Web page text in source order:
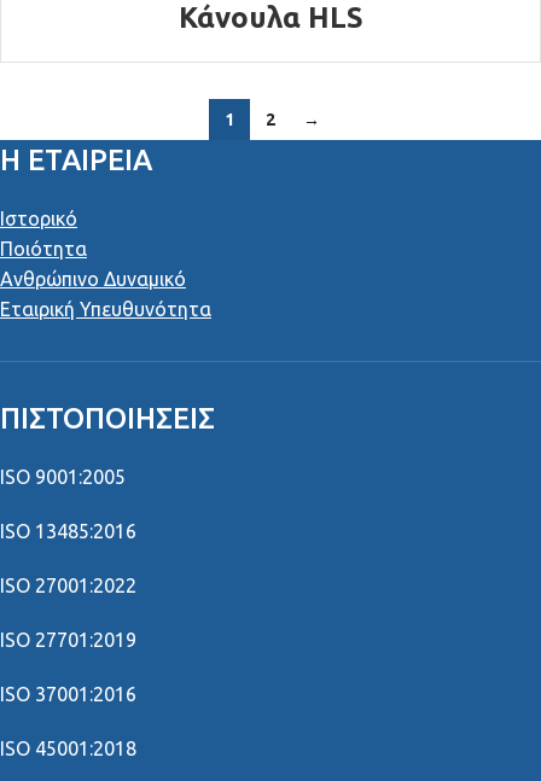
Κάνουλα HLS
1 2 →
Η ΕΤΑΙΡΕΙΑ
Ιστορικό
Ποιότητα
Ανθρώπινο Δυναμικό
Εταιρική Υπευθυνότητα
ΠΙΣΤΟΠΟΙΉΣΕΙΣ
ISO 9001:2005
ISO 13485:2016
ISO 27001:2022
ISO 27701:2019
ISO 37001:2016
ISO 45001:2018